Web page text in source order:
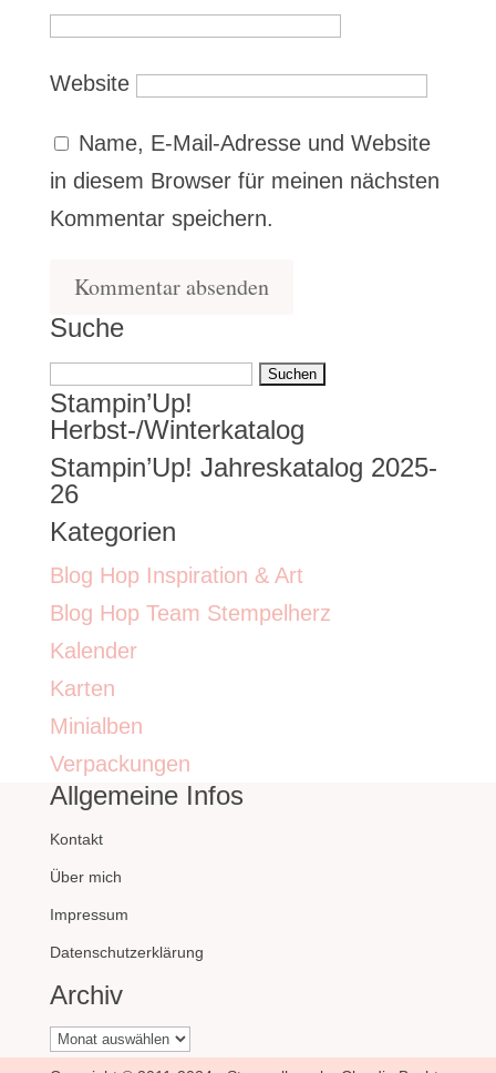
Website
Name, E-Mail-Adresse und Website
in diesem Browser für meinen nächsten
Kommentar speichern.
Suche
Suchen
nach:
Stampin’Up!
Herbst-/Winterkatalog
Stampin’Up! Jahreskatalog 2025-
26
Kategorien
Blog Hop Inspiration & Art
Blog Hop Team Stempelherz
Kalender
Karten
Minialben
Verpackungen
Allgemeine Infos
Kontakt
Über mich
Impressum
Datenschutzerklärung
Archiv
Archiv